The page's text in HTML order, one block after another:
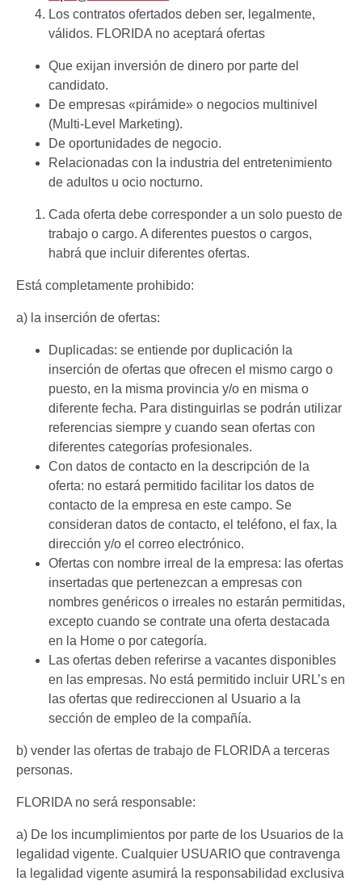
Los contratos ofertados deben ser, legalmente,
válidos. FLORIDA no aceptará ofertas
Que exijan inversión de dinero por parte del
candidato.
De empresas «pirámide» o negocios multinivel
(Multi-Level Marketing).
De oportunidades de negocio.
Relacionadas con la industria del entretenimiento
de adultos u ocio nocturno.
Cada oferta debe corresponder a un solo puesto de
trabajo o cargo. A diferentes puestos o cargos,
habrá que incluir diferentes ofertas.
Está completamente prohibido:
a) la inserción de ofertas:
Duplicadas: se entiende por duplicación la
inserción de ofertas que ofrecen el mismo cargo o
puesto, en la misma provincia y/o en misma o
diferente fecha. Para distinguirlas se podrán utilizar
referencias siempre y cuando sean ofertas con
diferentes categorías profesionales.
Con datos de contacto en la descripción de la
oferta: no estará permitido facilitar los datos de
contacto de la empresa en este campo. Se
consideran datos de contacto, el teléfono, el fax, la
dirección y/o el correo electrónico.
Ofertas con nombre irreal de la empresa: las ofertas
insertadas que pertenezcan a empresas con
nombres genéricos o irreales no estarán permitidas,
excepto cuando se contrate una oferta destacada
en la Home o por categoría.
Las ofertas deben referirse a vacantes disponibles
en las empresas. No está permitido incluir URL’s en
las ofertas que redireccionen al Usuario a la
sección de empleo de la compañía.
b) vender las ofertas de trabajo de FLORIDA a terceras
personas.
FLORIDA no será responsable:
a) De los incumplimientos por parte de los Usuarios de la
legalidad vigente. Cualquier USUARIO que contravenga
la legalidad vigente asumirá la responsabilidad exclusiva